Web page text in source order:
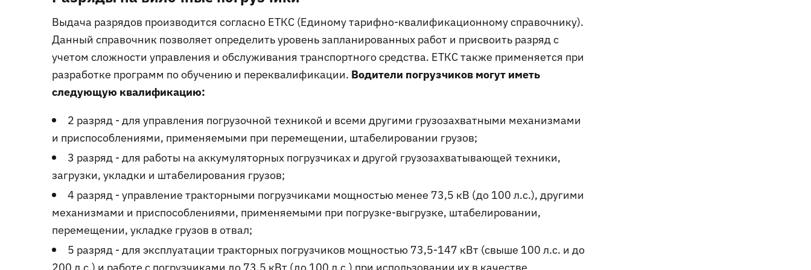
Выдача разрядов производится согласно ЕТКС (Единому тарифно-квалификационному справочнику).
Данный справочник позволяет определить уровень запланированных работ и присвоить разряд с
учетом сложности управления и обслуживания транспортного средства. ЕТКС также применяется при
разработке программ по обучению и переквалификации. Водители погрузчиков могут иметь
следующую квалификацию:
2 разряд - для управления погрузочной техникой и всеми другими грузозахватными механизмами
и приспособлениями, применяемыми при перемещении, штабелировании грузов;
3 разряд - для работы на аккумуляторных погрузчиках и другой грузозахватывающей техники,
загрузки, укладки и штабелирования грузов;
4 разряд - управление тракторными погрузчиками мощностью менее 73,5 кВ (до 100 л.с.), другими
механизмами и приспособлениями, применяемыми при погрузке-выгрузке, штабелировании,
перемещении, укладке грузов в отвал;
5 разряд - для эксплуатации тракторных погрузчиков мощностью 73,5-147 кВт (свыше 100 л.с. и до
200 л.с.) и работе с погрузчиками до 73,5 кВт (до 100 л.с.) при использовании их в качестве